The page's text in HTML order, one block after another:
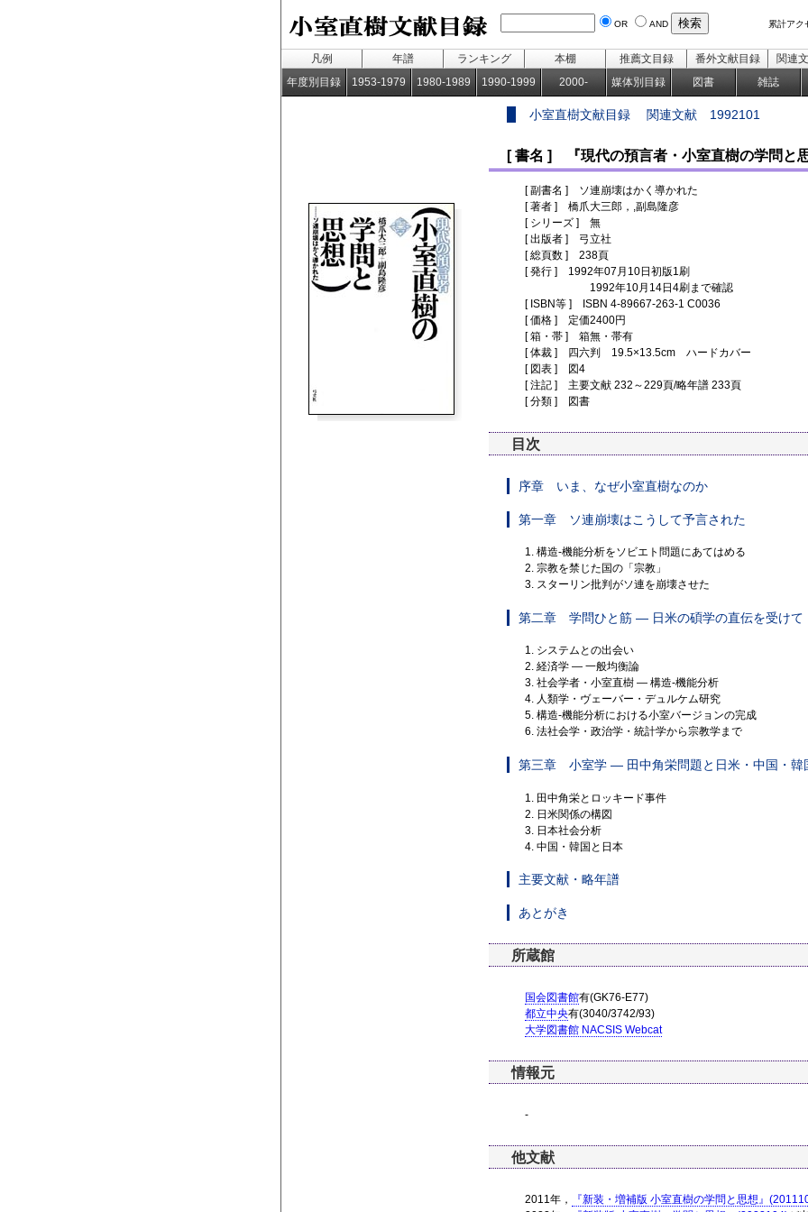
OR AND 累計ア
凡例 年譜 ランキング 本棚 推薦文目録 番外文献目録
関連
年度別目録
1953-1979 1980-1989 1990-1999 2000- 媒体別目録 図書 雑誌
小室直樹文献目録 関連文献 1992101
[ 書名 ] 『現代の預言者・小室直樹の学問と
[ 副書名 ] ソ連崩壊はかく導かれた
[ 著者 ] 橋爪大三郎，,副島隆彦
[ シリーズ ] 無
[ 出版者 ] 弓立社
[ 総頁数 ] 238頁
[ 発行 ] 1992年07月10日初版1刷
1992年10月14日4刷まで確認
[ ISBN等 ] ISBN 4-89667-263-1 C0036
[ 価格 ] 定価2400円
[ 箱・帯 ] 箱無・帯有
[ 体裁 ] 四六判 19.5×13.5cm ハードカバー
[ 図表 ] 図4
[ 注記 ] 主要文献 232～229頁/略年譜 233頁
[ 分類 ] 図書
目次
序章 いま、なぜ小室直樹なのか
第一章 ソ連崩壊はこうして予言された
1. 構造-機能分析をソビエト問題にあてはめる
2. 宗教を禁じた国の「宗教」
3. スターリン批判がソ連を崩壊させた
第二章 学問ひと筋 ― 日米の碩学の直伝を受けて
1. システムとの出会い
2. 経済学 ― 一般均衡論
3. 社会学者・小室直樹 ― 構造-機能分析
4. 人類学・ヴェーバー・デュルケム研究
5. 構造-機能分析における小室バージョンの完成
6. 法社会学・政治学・統計学から宗教学まで
第三章 小室学 ― 田中角栄問題と日米・中国・韓
1. 田中角栄とロッキード事件
2. 日米関係の構図
3. 日本社会分析
4. 中国・韓国と日本
主要文献・略年譜
あとがき
所蔵館
国会図書館有(GK76-E77)
都立中央有(3040/3742/93)
大学図書館 NACSIS Webcat
情報元
-
他文献
2011年，
『新装・増補版 小室直樹の学問と思想』